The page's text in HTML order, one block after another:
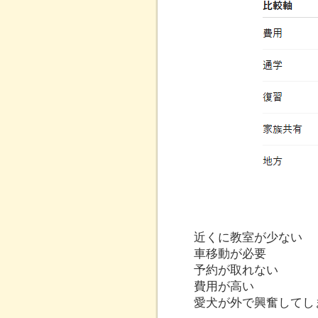
近くに教室が少ない
車移動が必要
予約が取れない
費用が高い
愛犬が外で興奮してし